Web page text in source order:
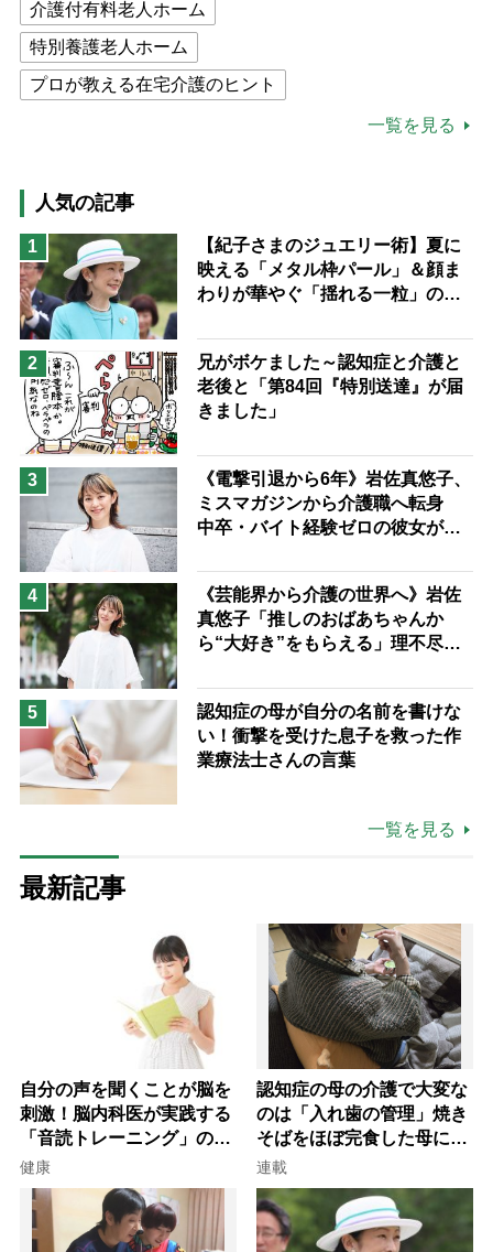
介護付有料老人ホーム
特別養護老人ホーム
プロが教える在宅介護のヒント
猫が母になつきません
息子の遠距離介護サバイバル術
兄がボケました
便利なサービス
予防法
一覧を見る
人気の記事
1
【紀子さまのジュエリー術】夏に
映える「メタル枠パール」＆顔ま
わりが華やぐ「揺れる一粒」の使
2
兄がボケました～認知症と介護と
老後と「第84回『特別送達』が届
きました」
3
《電撃引退から6年》岩佐真悠子、
ミスマガジンから介護職へ転身
中卒・バイト経験ゼロの彼女が見
ながら自分らしくいられる」
4
《芸能界から介護の世界へ》岩佐
真悠子「推しのおばあちゃんか
ら“大好き”をもらえる」理不尽さ
場は「愛おしい」
5
認知症の母が自分の名前を書けな
い！衝撃を受けた息子を救った作
業療法士さんの言葉
一覧を見る
最新記事
自分の声を聞くことが脳を
刺激！脳内科医が実践する
「音読トレーニング」の極
意
健康
認知症の母の介護で大変な
のは「入れ歯の管理」焼き
そばをほぼ完食した母に息
子が血の気が引いた理由
連載